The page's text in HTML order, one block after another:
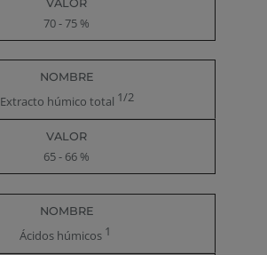
70 - 75 %
Extracto húmico total 1/2
65 - 66 %
Ácidos húmicos 1